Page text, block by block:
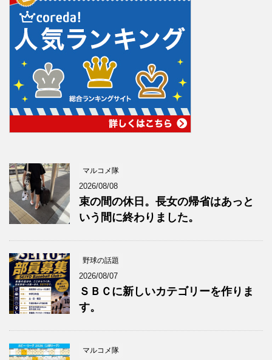
マルコメ隊
2026/08/08
束の間の休日。長女の帰省はあっと
いう間に終わりました。
野球の話題
2026/08/07
ＳＢＣに新しいカテゴリーを作りま
す。
マルコメ隊